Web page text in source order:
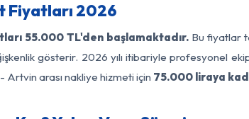
Fiyatları 2026
55.000 TL'den başlamaktadır.Bu fiyatlar
gösterir. 2026 yılı itibariyle profesyonel
Artvin arası nakliye hizmeti için 75.000 liraya